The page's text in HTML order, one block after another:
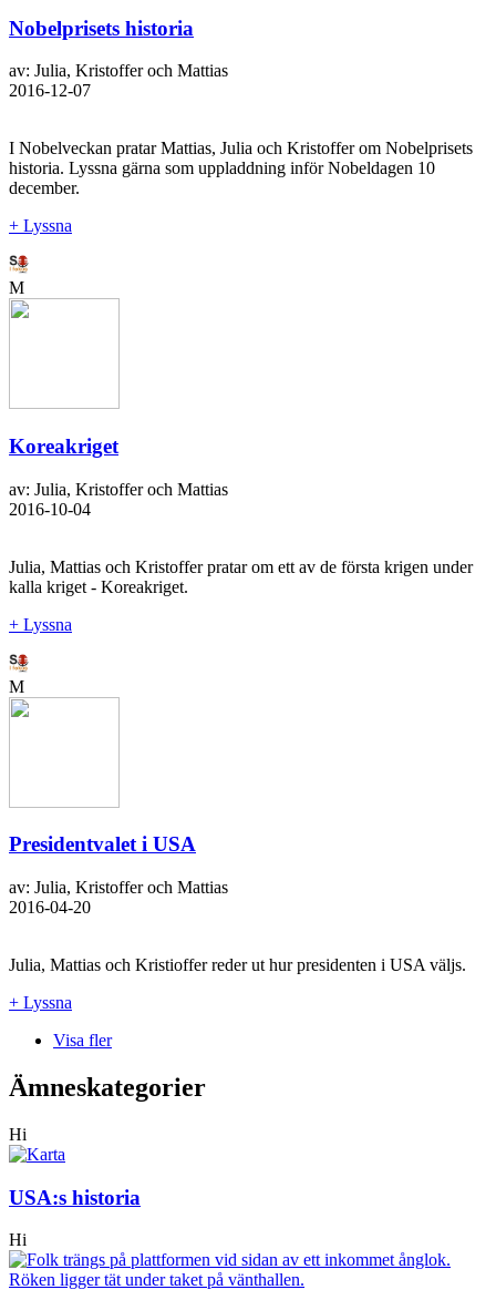
Nobelprisets historia
av: Julia, Kristoffer och Mattias
2016-12-07
I Nobelveckan pratar Mattias, Julia och Kristoffer om Nobelprisets
historia. Lyssna gärna som uppladdning inför Nobeldagen 10
december.
+ Lyssna
M
Koreakriget
av: Julia, Kristoffer och Mattias
2016-10-04
Julia, Mattias och Kristoffer pratar om ett av de första krigen under
kalla kriget - Koreakriget.
+ Lyssna
M
Presidentvalet i USA
av: Julia, Kristoffer och Mattias
2016-04-20
Julia, Mattias och Kristioffer reder ut hur presidenten i USA väljs.
+ Lyssna
Visa fler
Ämneskategorier
Hi
USA:s historia
Hi